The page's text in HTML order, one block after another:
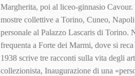
Margherita, poi al liceo-ginnasio
mostre collettive a Torino, Cuneo,
personale al Palazzo Lascaris di Torino.
frequenta a Forte dei Marmi, dove si
1938 scrive tre racconti sulla vita degli
collezionista, Inaugurazione di una